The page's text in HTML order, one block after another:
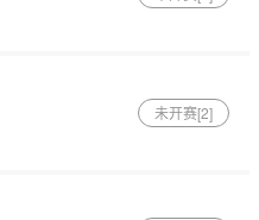
未开赛[2]